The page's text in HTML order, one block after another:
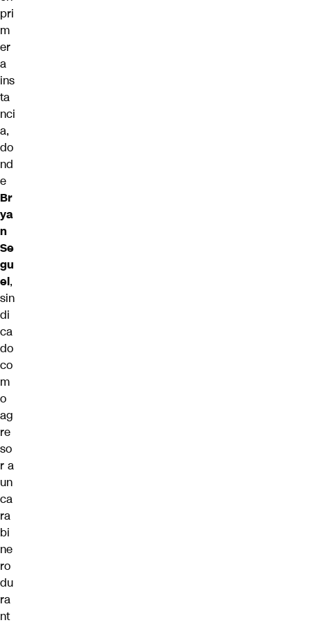
pri
m
er
a
ins
ta
nci
a,
do
nd
e
Br
ya
n
Se
gu
el,
sin
di
ca
do
co
m
o
ag
re
so
r a
un
ca
ra
bi
ne
ro
du
ra
nt